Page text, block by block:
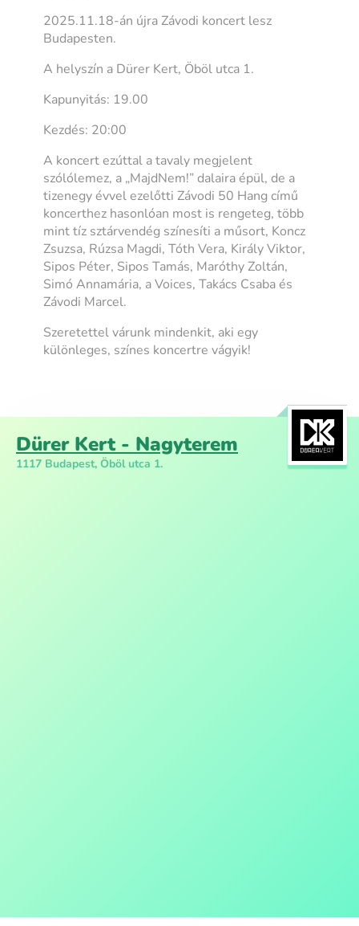
2025.11.18-án újra Závodi koncert lesz
Budapesten.
A helyszín a Dürer Kert, Öböl utca 1.
Kapunyitás: 19.00
Kezdés: 20:00
A koncert ezúttal a tavaly megjelent
szólólemez, a „MajdNem!” dalaira épül, de a
tizenegy évvel ezelőtti Závodi 50 Hang című
koncerthez hasonlóan most is rengeteg, több
mint tíz sztárvendég színesíti a műsort, Koncz
Zsuzsa, Rúzsa Magdi, Tóth Vera, Király Viktor,
Sipos Péter, Sipos Tamás, Maróthy Zoltán,
Simó Annamária, a Voices, Takács Csaba és
Závodi Marcel.
Szeretettel várunk mindenkit, aki egy
különleges, színes koncertre vágyik!
Dürer Kert - Nagyterem
1117 Budapest, Öböl utca 1.